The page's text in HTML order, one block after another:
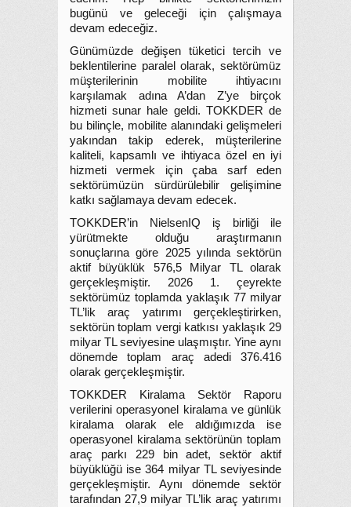
bugünü ve geleceği için çalışmaya
devam edeceğiz.
Günümüzde değişen tüketici tercih ve
beklentilerine paralel olarak, sektörümüz
müşterilerinin mobilite ihtiyacını
karşılamak adına A’dan Z’ye birçok
hizmeti sunar hale geldi. TOKKDER de
bu bilinçle, mobilite alanındaki gelişmeleri
yakından takip ederek, müşterilerine
kaliteli, kapsamlı ve ihtiyaca özel en iyi
hizmeti vermek için çaba sarf eden
sektörümüzün sürdürülebilir gelişimine
katkı sağlamaya devam edecek.
TOKKDER’in NielsenIQ iş birliği ile
yürütmekte olduğu araştırmanın
sonuçlarına göre 2025 yılında sektörün
aktif büyüklük 576,5 Milyar TL olarak
gerçekleşmiştir. 2026 1. çeyrekte
sektörümüz toplamda yaklaşık 77 milyar
TL’lik araç yatırımı gerçekleştirirken,
sektörün toplam vergi katkısı yaklaşık 29
milyar TL seviyesine ulaşmıştır. Yine aynı
dönemde toplam araç adedi 376.416
olarak gerçekleşmiştir.
TOKKDER Kiralama Sektör Raporu
verilerini operasyonel kiralama ve günlük
kiralama olarak ele aldığımızda ise
operasyonel kiralama sektörünün toplam
araç parkı 229 bin adet, sektör aktif
büyüklüğü ise 364 milyar TL seviyesinde
gerçekleşmiştir. Aynı dönemde sektör
tarafından 27,9 milyar TL’lik araç yatırımı